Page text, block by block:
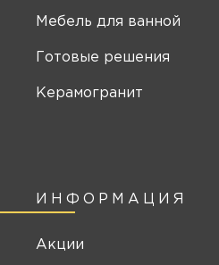
ИНФОРМАЦИЯ
Акции
Мебель для ванной
Готовые решения
Керамогранит